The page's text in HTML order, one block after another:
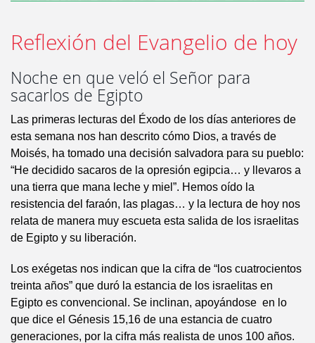
Reflexión del Evangelio de hoy
Noche en que veló el Señor para
sacarlos de Egipto
Las primeras lecturas del Éxodo de los días anteriores de
esta semana nos han descrito cómo Dios, a través de
Moisés, ha tomado una decisión salvadora para su pueblo:
“He decidido sacaros de la opresión egipcia… y llevaros a
una tierra que mana leche y miel”. Hemos oído la
resistencia del faraón, las plagas… y la lectura de hoy nos
relata de manera muy escueta esta salida de los israelitas
de Egipto y su liberación.
Los exégetas nos indican que la cifra de “los cuatrocientos
treinta años” que duró la estancia de los israelitas en
Egipto es convencional. Se inclinan, apoyándose en lo
que dice el Génesis 15,16 de una estancia de cuatro
generaciones, por la cifra más realista de unos 100 años.